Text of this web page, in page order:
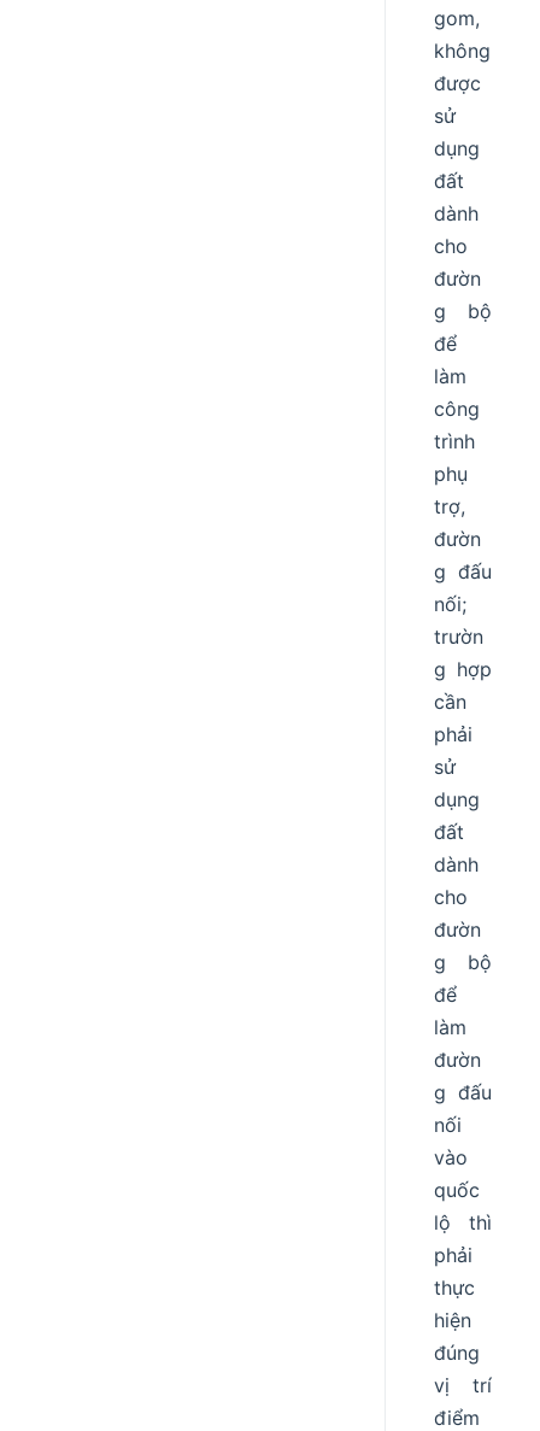
gom,
không
được
sử
dụng
đất
dành
cho
đườn
g bộ
để
làm
công
trình
phụ
trợ,
đườn
g đấu
nối;
trườn
g hợp
cần
phải
sử
dụng
đất
dành
cho
đườn
g bộ
để
làm
đườn
g đấu
nối
vào
quốc
lộ thì
phải
thực
hiện
đúng
vị trí
điểm